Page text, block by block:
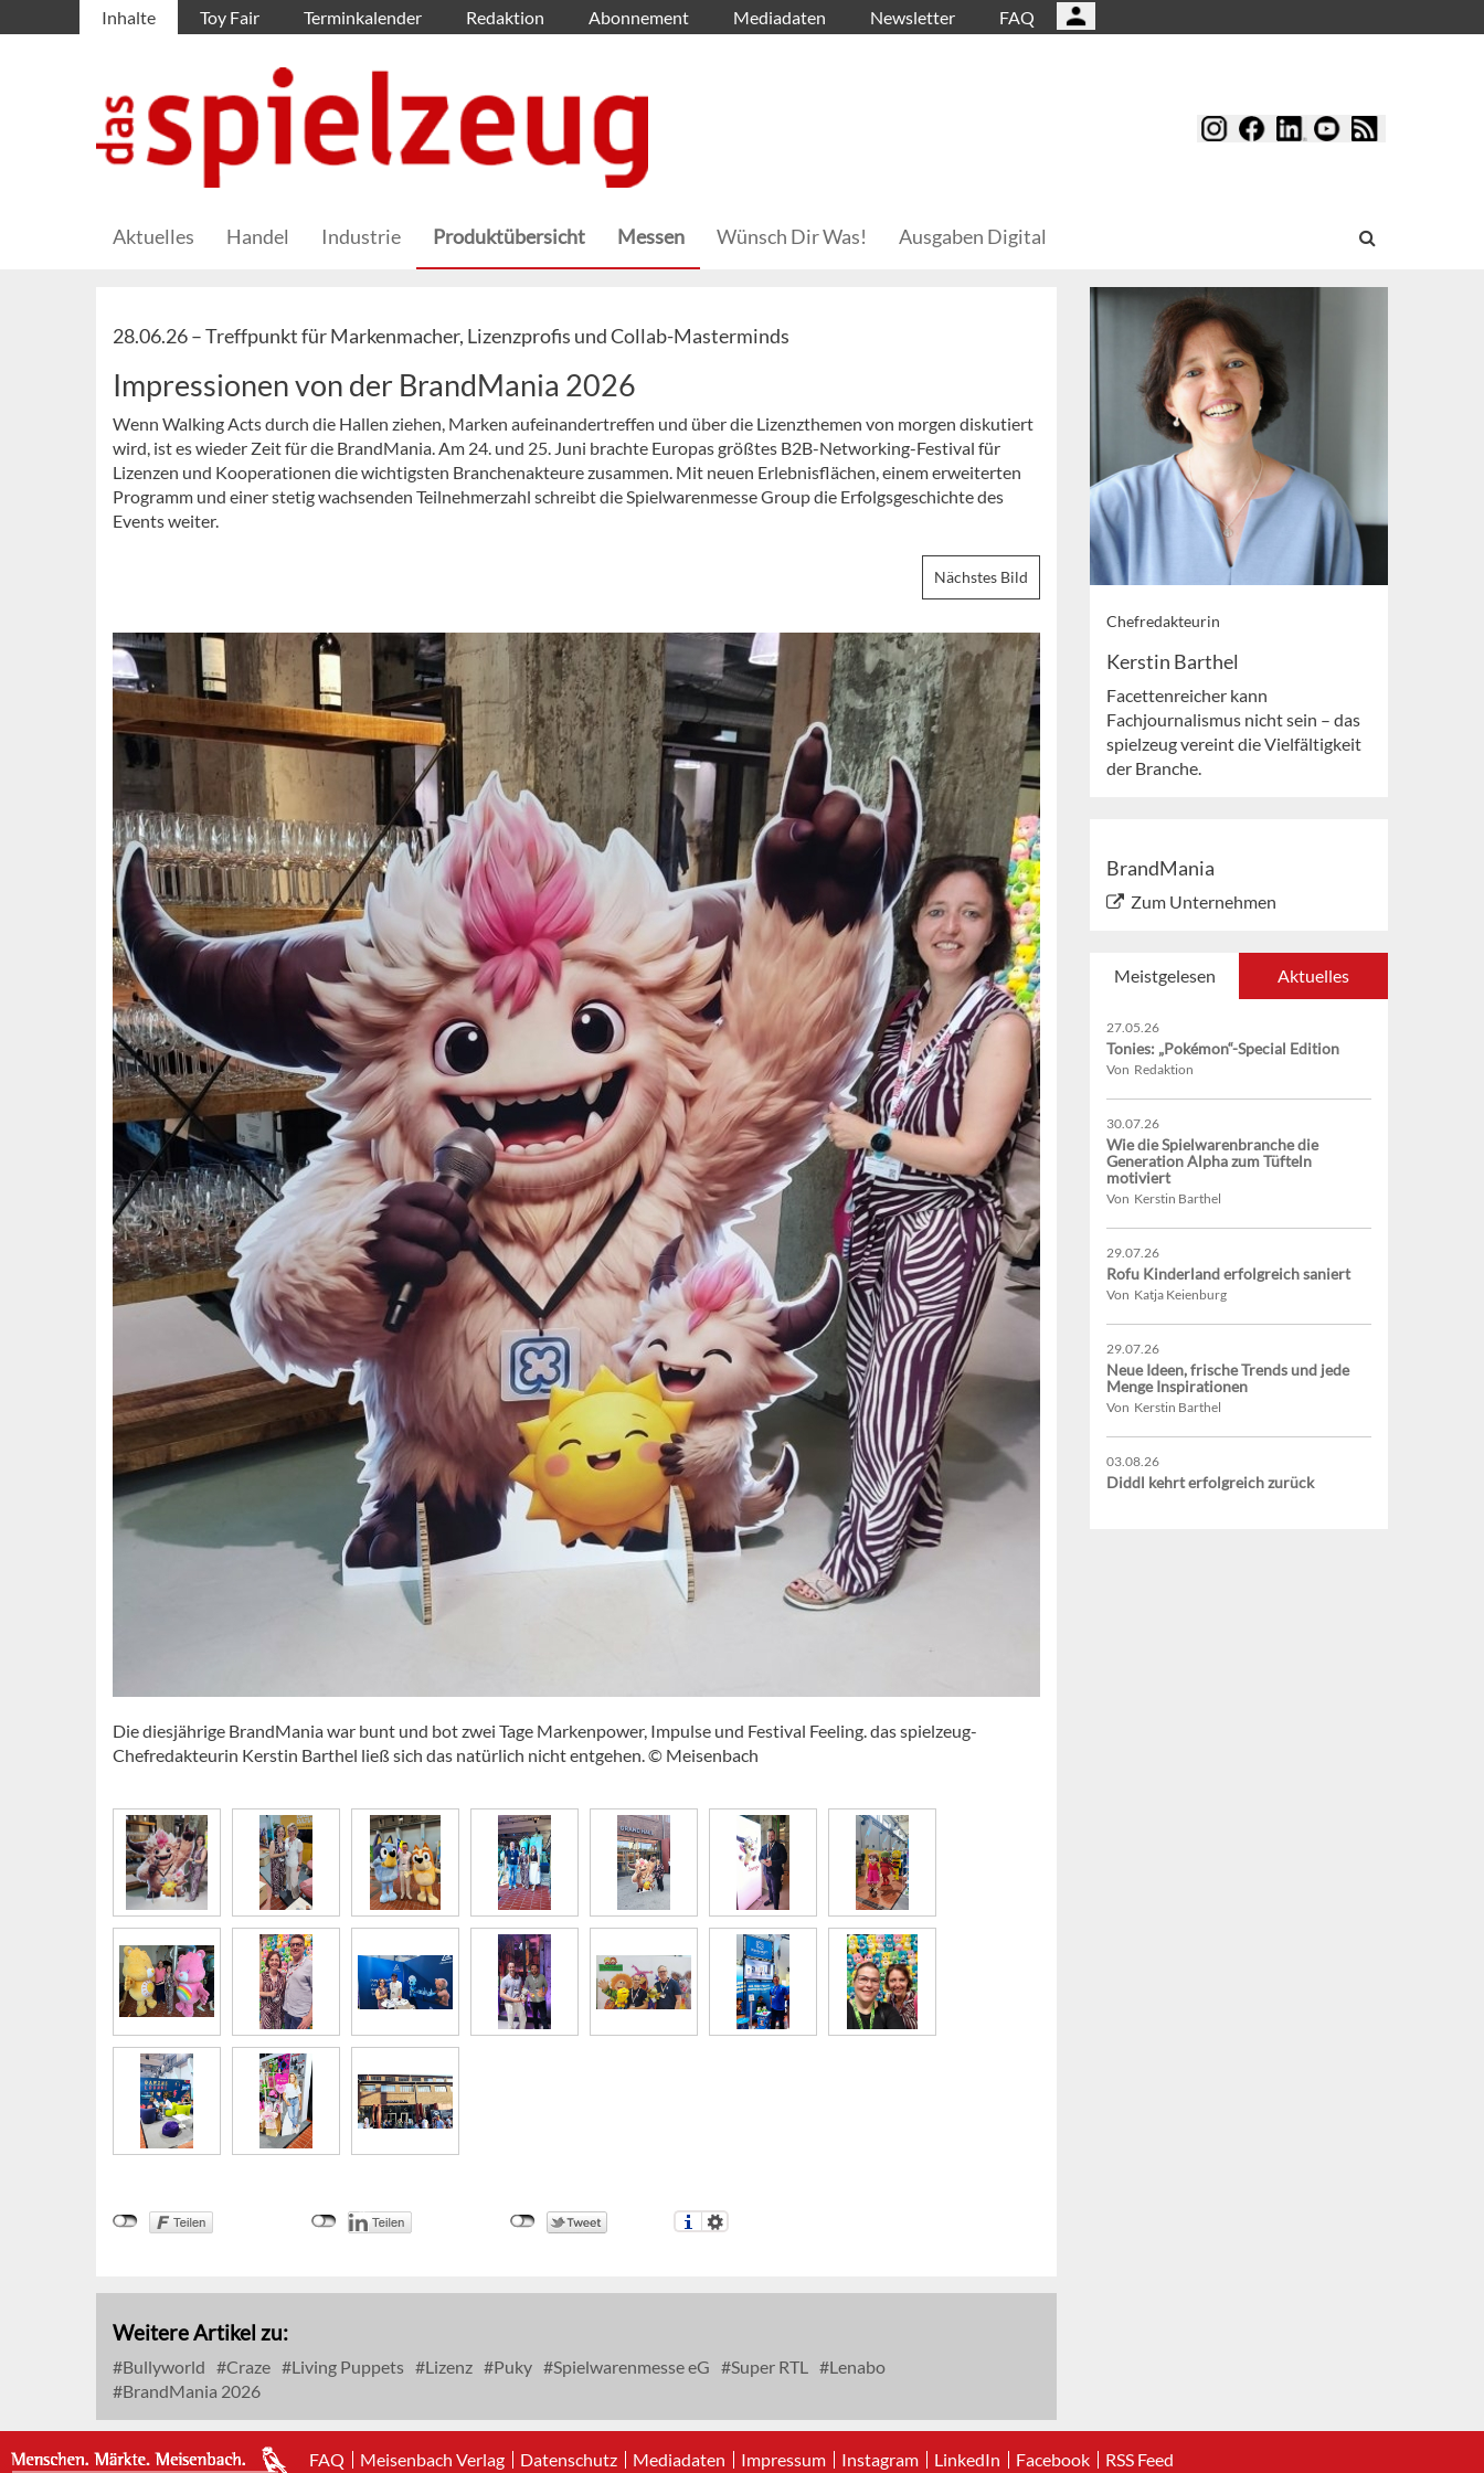
Inhalte Toy Fair Terminkalender Redaktion Abonnement Mediadaten Newsletter FAQ
Aktuelles Handel Industrie Produktübersicht Messen Wünsch Dir Was! Ausgaben Digital
28.06.26 –Treffpunkt für Markenmacher, Lizenzprofis und Collab-Masterminds
Impressionen von der BrandMania 2026
Wenn Walking Acts durch die Hallen ziehen, Marken aufeinandertreffen und über die Lizenzthemen von morgen diskutiert
wird, ist es wieder Zeit für die BrandMania. Am 24. und 25. Juni brachte Europas größtes B2B-Networking-Festival für
Lizenzen und Kooperationen die wichtigsten Branchenakteure zusammen. Mit neuen Erlebnisflächen, einem erweiterten
Programm und einer stetig wachsenden Teilnehmerzahl schreibt die Spielwarenmesse Group die Erfolgsgeschichte des
Events weiter.
Nächstes Bild
Die diesjährige BrandMania war bunt und bot zwei Tage Markenpower, Impulse und Festival Feeling. das spielzeug-
Chefredakteurin Kerstin Barthel ließ sich das natürlich nicht entgehen. © Meisenbach
Weitere Artikel zu:
Bullyworld Craze Living Puppets Lizenz Puky Spielwarenmesse eG Super RTL
Lenabo
BrandMania 2026
Chefredakteurin
Kerstin Barthel
Facettenreicher kann
Fachjournalismus nicht sein – das
spielzeug vereint die Vielfältigkeit
der Branche.
BrandMania
Zum Unternehmen
Meistgelesen Aktuelles
27.05.26
Tonies: „Pokémon“-Special Edition
Von Redaktion
30.07.26
Wie die Spielwarenbranche die
Generation Alpha zum Tüfteln
motiviert
Von Kerstin Barthel
29.07.26
Rofu Kinderland erfolgreich saniert
Von Katja Keienburg
29.07.26
Neue Ideen, frische Trends und jede
Menge Inspirationen
Von Kerstin Barthel
03.08.26
Diddl kehrt erfolgreich zurück
FAQ Meisenbach Verlag Datenschutz Mediadaten Impressum Instagram LinkedIn Facebook RSS Feed